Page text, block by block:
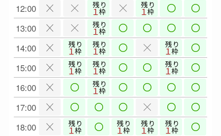
12:00
13:00
14:00
15:00
16:00
17:00
18:00